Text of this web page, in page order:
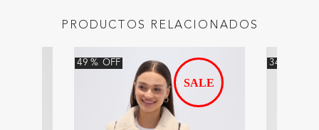
PRODUCTOS RELACIONADOS
49% OFF 34